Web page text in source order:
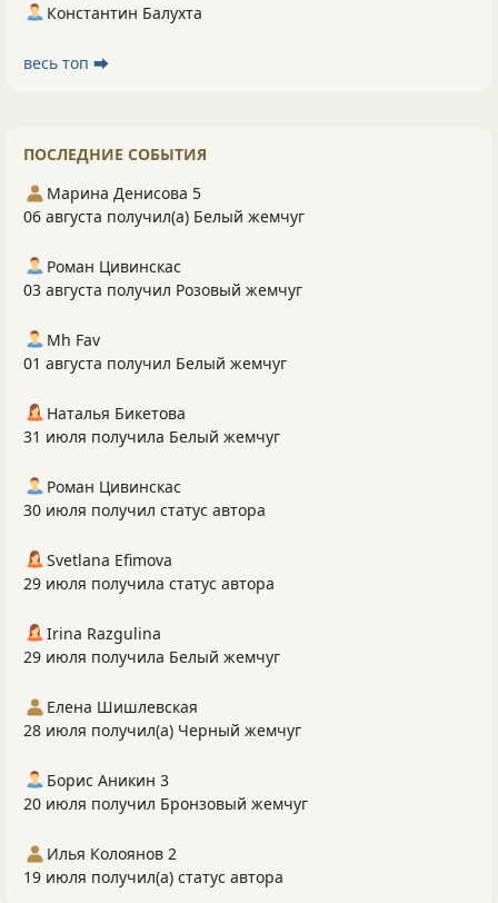
Константин Балухта
весь топ ⮕
ПОСЛЕДНИЕ СОБЫТИЯ
Марина Денисова 5
06 августа получил(а) Белый жемчуг
Роман Цивинскас
03 августа получил Розовый жемчуг
Mh Fav
01 августа получил Белый жемчуг
Наталья Бикетова
31 июля получила Белый жемчуг
Роман Цивинскас
30 июля получил статус автора
Svetlana Efimova
29 июля получила статус автора
Irina Razgulina
29 июля получила Белый жемчуг
Елена Шишлевская
28 июля получил(а) Черный жемчуг
Борис Аникин 3
20 июля получил Бронзовый жемчуг
Илья Колоянов 2
19 июля получил(а) статус автора